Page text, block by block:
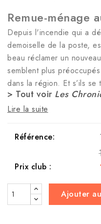
Remue-ménage
Depuis l'incendie qui a
demoiselle de la poste,
beau réclamer un
semblent plus
dans la région. Et s’ils
> Tout voir Les
Lire la suite
Référence:
Prix club :
Ajouter